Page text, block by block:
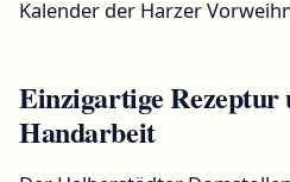
Kalender der Harzer
Einzigartige Rezeptur
Handarbeit